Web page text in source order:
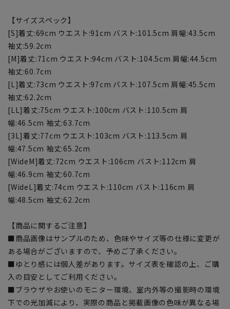
【サイズスペック】
[S]着丈:69cm ウエスト:91cm バスト:101.5cm 肩幅:43.5cm
袖丈:59.2cm
[M]着丈:71cm ウエスト:94cm バスト:104.5cm 肩幅:44.5cm
袖丈:60.7cm
[L]着丈:73cm ウエスト:97cm バスト:107.5cm 肩幅:45.5cm
袖丈:62.2cm
[LL]着丈:75cm ウエスト:100cm バスト:110.5cm 肩
幅:46.5cm 袖丈:63.7cm
[3L]着丈:77cm ウエスト:103cm バスト:113.5cm 肩
幅:47.5cm 袖丈:65.2cm
[WideM]着丈:72cm ウエスト:106cm バスト:112cm 肩
幅:46.9cm 袖丈:60.7cm
[WideL]着丈:74cm ウエスト:110cm バスト:116cm 肩
幅:48.5cm 袖丈:62.2cm
【商品に関するご注意】
■商品画像はサンプルのため、色味やサイズ等の仕様に変更が
ある場合がございますので、予めご了承ください。
■ゆとり感には個人差があります。サイズ表を確認の上、ご購
入の目安としてご利用ください。
■ブラウザやお使いのモニター環境、室内外等の撮影時の環境
下での光加減により、実際の商品と掲載画像の色味が異なる場